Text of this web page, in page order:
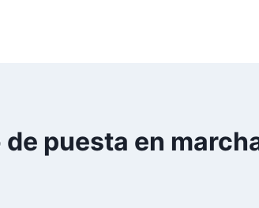
puesta en